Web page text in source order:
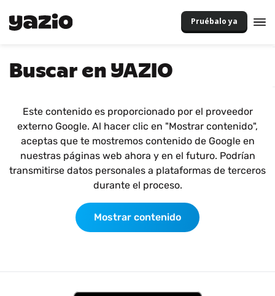
Pruébalo ya
Buscar en YAZIO
Este contenido es proporcionado por el proveedor
externo Google. Al hacer clic en "Mostrar contenido",
aceptas que te mostremos contenido de Google en
nuestras páginas web ahora y en el futuro. Podrían
transmitirse datos personales a plataformas de terceros
durante el proceso.
Mostrar contenido